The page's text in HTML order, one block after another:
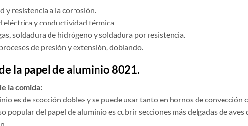
y resistencia a la corrosión.
eléctrica y conductividad térmica.
soldadura de hidrógeno y soldadura por resistencia.
de presión y extensión, doblando.
la papel de aluminio 8021.
la comida:
es de «cocción doble» y se puede usar tanto en hornos de convección
popular del papel de aluminio es cubrir secciones más delgadas de aves